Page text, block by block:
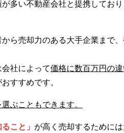
多い不動産会社と提携しており
ら売却力のある大手企業まで
社によって価格に数百万円の違
すすめです。
選ぶこともできます。
こと」 が高く売却するためには